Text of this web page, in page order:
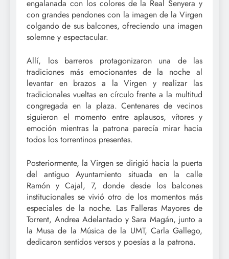
engalanada con los colores de la Real Senyera y
con grandes pendones con la imagen de la Virgen
colgando de sus balcones, ofreciendo una imagen
solemne y espectacular.
Allí, los barreros protagonizaron una de las
tradiciones más emocionantes de la noche al
levantar en brazos a la Virgen y realizar las
tradicionales vueltas en círculo frente a la multitud
congregada en la plaza. Centenares de vecinos
siguieron el momento entre aplausos, vítores y
emoción mientras la patrona parecía mirar hacia
todos los torrentinos presentes.
Posteriormente, la Virgen se dirigió hacia la puerta
del antiguo Ayuntamiento situada en la calle
Ramón y Cajal, 7, donde desde los balcones
institucionales se vivió otro de los momentos más
especiales de la noche. Las Falleras Mayores de
Torrent, Andrea Adelantado y Sara Magán, junto a
la Musa de la Música de la UMT, Carla Gallego,
dedicaron sentidos versos y poesías a la patrona.